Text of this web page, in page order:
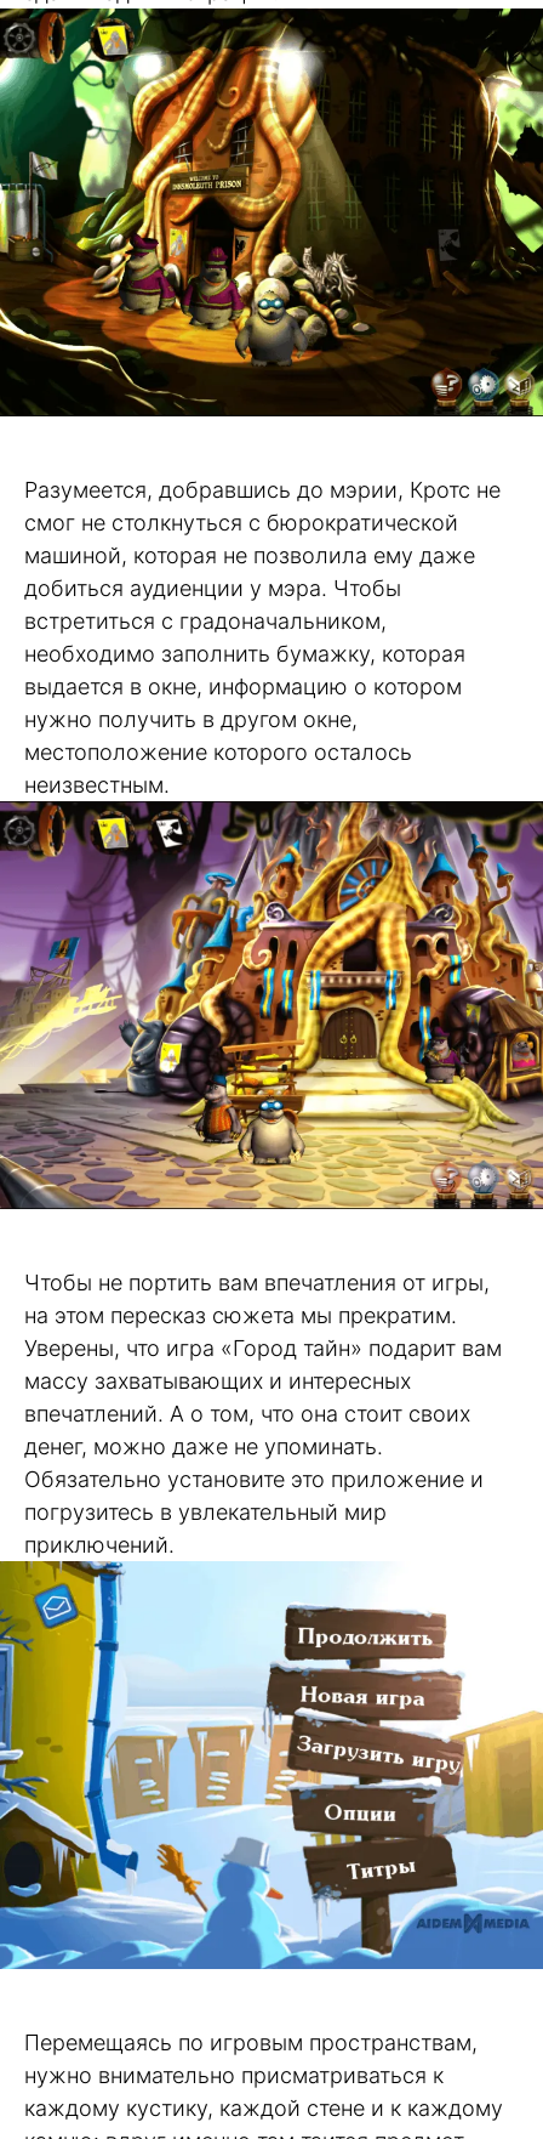
Разумеется, добравшись до мэрии, Кротс не
смог не столкнуться с бюрократической
машиной, которая не позволила ему даже
добиться аудиенции у мэра. Чтобы
встретиться с градоначальником,
необходимо заполнить бумажку, которая
выдается в окне, информацию о котором
нужно получить в другом окне,
местоположение которого осталось
неизвестным.
Чтобы не портить вам впечатления от игры,
на этом пересказ сюжета мы прекратим.
Уверены, что игра «Город тайн» подарит вам
массу захватывающих и интересных
впечатлений. А о том, что она стоит своих
денег, можно даже не упоминать.
Обязательно установите это приложение и
погрузитесь в увлекательный мир
приключений.
Перемещаясь по игровым пространствам,
нужно внимательно присматриваться к
каждому кустику, каждой стене и к каждому